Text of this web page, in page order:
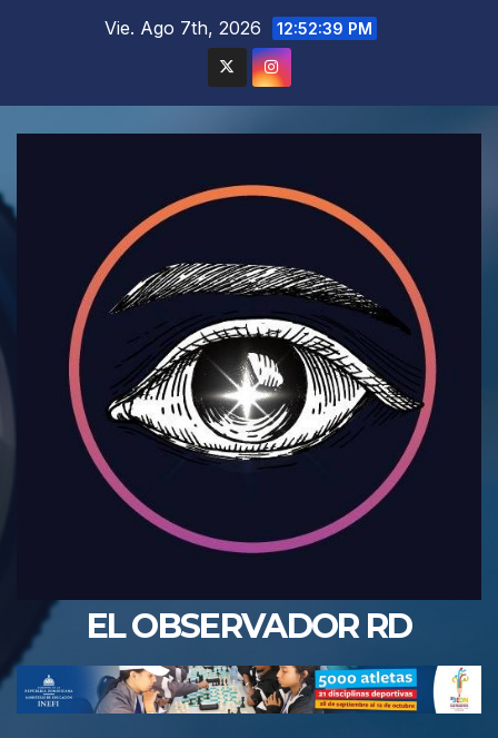
Vie. Ago 7th, 2026 12:52:40 PM
EL OBSERVADOR RD